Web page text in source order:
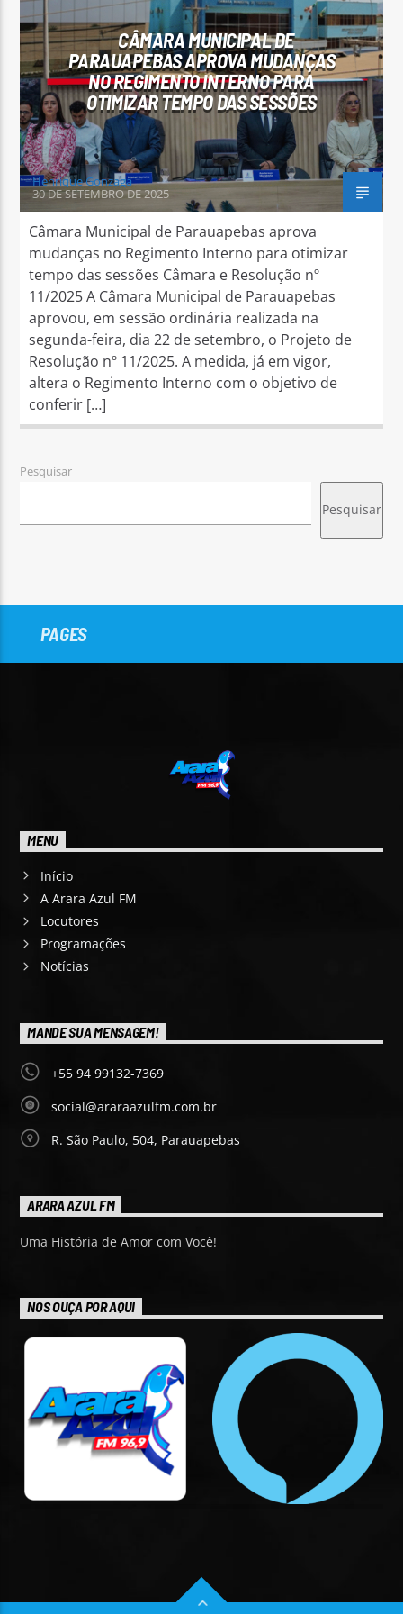
Arara Azul FM
CÂMARA MUNICIPAL DE
PARAUAPEBAS APROVA MUDANÇAS
NO REGIMENTO INTERNO PARA
OTIMIZAR TEMPO DAS SESSÕES
Henrique Gonzaga
30 DE SETEMBRO DE 2025
Câmara Municipal de Parauapebas aprova
mudanças no Regimento Interno para otimizar
tempo das sessões Câmara e Resolução nº
11/2025 A Câmara Municipal de Parauapebas
aprovou, em sessão ordinária realizada na
segunda-feira, dia 22 de setembro, o Projeto de
Resolução nº 11/2025. A medida, já em vigor,
altera o Regimento Interno com o objetivo de
conferir […]
Pesquisar
Pesquisar
PAGES
MENU
Início
A Arara Azul FM
Locutores
Programações
Notícias
MANDE SUA MENSAGEM!
+55 94 99132-7369
social@araraazulfm.com.br
R. São Paulo, 504, Parauapebas
ARARA AZUL FM
Uma História de Amor com Você!
NOS OUÇA POR AQUI